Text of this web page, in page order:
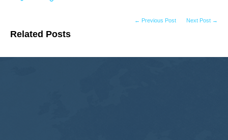
Related Posts
← Previous Post Next Post →